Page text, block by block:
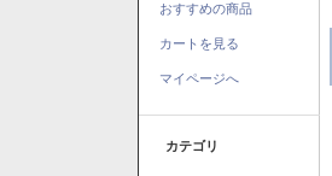
おすすめの商品
カートを見る
マイページへ
カテゴリ